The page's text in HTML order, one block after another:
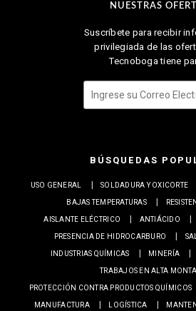
NUESTRAS
Suscríbete para recibir
privilegiada de las
Tecnoboga tiene
BÚSQUEDAS
USO GENERAL SOLDADURA Y OXICORTE
BAJAS TEMPERATURAS
AISLANTE ELÉCTRICO
ANTIÁCIDO
PRESENCIA DE HIDROCARBURO
INDUSTRIAS QUÍMICAS
MINERÍA
TRABAJOS EN ALTA
PROTECCIÓN CONTRA PRODUCTOS QUÍMICOS
MANUFACTURA
LOGÍSTICA